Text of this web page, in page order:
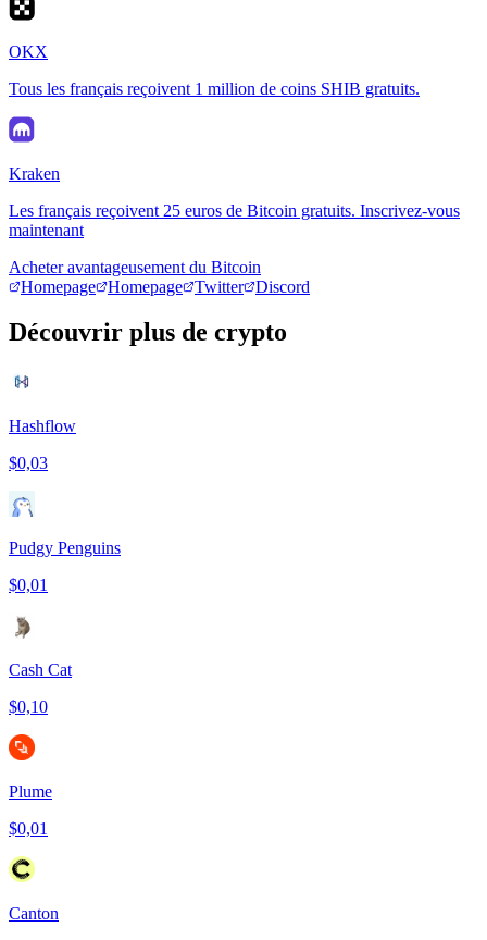
OKX
Tous les français reçoivent 1 million de coins SHIB gratuits.
Kraken
Les français reçoivent 25 euros de Bitcoin gratuits. Inscrivez-vous
maintenant
Acheter avantageusement du Bitcoin
Homepage
Homepage Twitter Discord
Découvrir plus de crypto
Hashflow
$0,03
Pudgy Penguins
$0,01
Cash Cat
$0,10
Plume
$0,01
Canton